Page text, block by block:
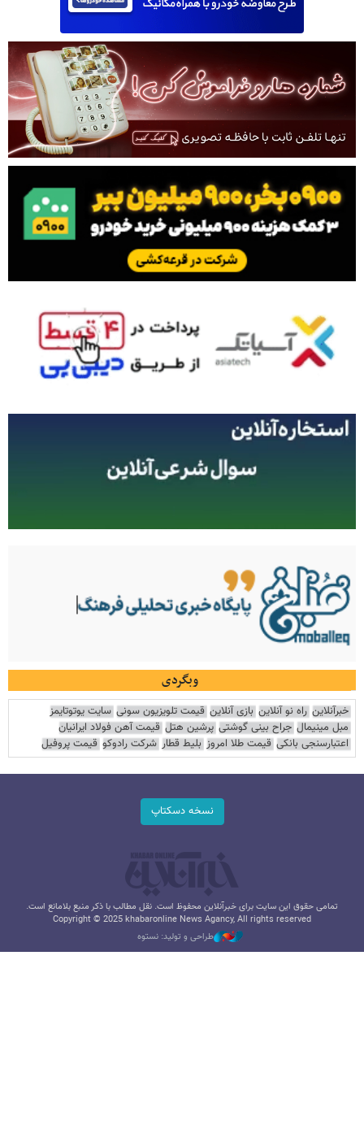
وبگردی
خبرآنلاین راه نو آنلاین بازی آنلاین قیمت تلویزیون سونی سایت یوتوتایمز
مبل مینیمال جراح بینی گوشتی پرشین هتل قیمت آهن فولاد ایرانیان
اعتبارسنجی بانکی قیمت طلا امروز بلیط قطار شرکت رادوکو قیمت پروفیل
نسخه دسکتاپ
تمامی حقوق این سایت برای خبرآنلاین محفوظ است. نقل مطالب با ذکر منبع بلامانع است.
Copyright © 2025 khabaronline News Agancy, All rights reserved
طراحی و تولید: نستوه